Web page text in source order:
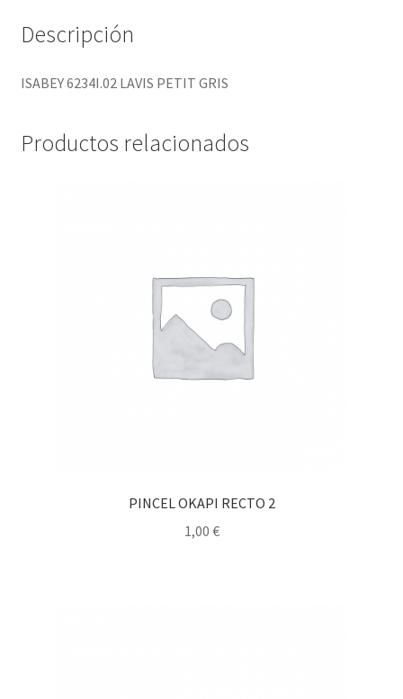
Descripción
ISABEY 6234I.02 LAVIS PETIT GRIS
Productos relacionados
PINCEL OKAPI RECTO 2
1,00 €